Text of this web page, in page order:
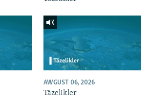
AWGUST 06, 2026
Täzelikler